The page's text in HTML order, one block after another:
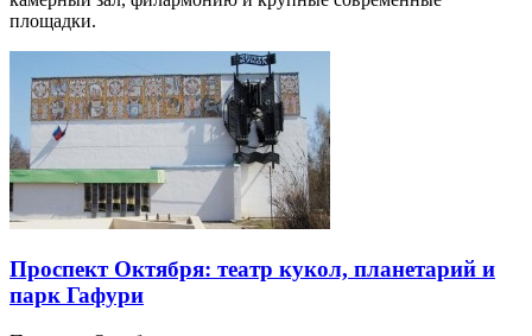
площадки.
Проспект Октября: театр кукол, планетарий и
парк Гафури